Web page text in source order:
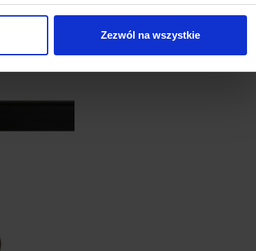
Zezwól na wszystkie
1 150,00 zł
Zobacz szczegóły